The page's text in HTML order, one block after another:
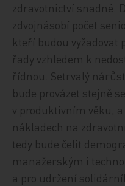
zdravotnictví snadné.
zdvojnásobí počet
kteří budou vyžadovat
řady vzhledem k
řídnou. Setrvalý
bude provázet stejně
v produktivním věku,
nákladech na
tedy bude čelit
manažerským i
a pro udržení